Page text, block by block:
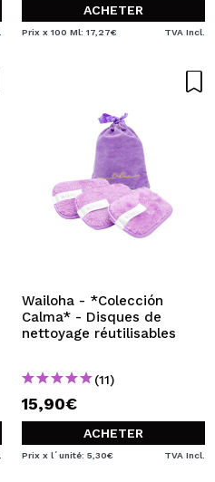
ACHETER
Prix x 100 Ml: 17,27€ TVA Incl.
Wailoha - *Colección
Calma* - Disques de
nettoyage réutilisables
(11)
15,90€
ACHETER
Prix x l´unité: 5,30€ TVA Incl.